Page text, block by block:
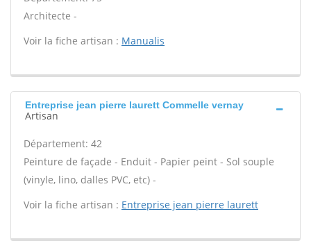
Architecte -
Voir la fiche artisan : Manualis
Entreprise jean pierre laurett Commelle vernay
Artisan
Département: 42
Peinture de façade - Enduit - Papier peint - Sol souple
(vinyle, lino, dalles PVC, etc) -
Voir la fiche artisan : Entreprise jean pierre laurett